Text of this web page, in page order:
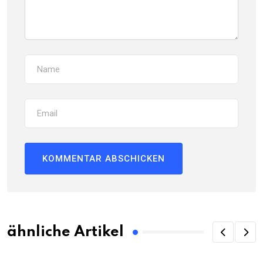
ähnliche Artikel